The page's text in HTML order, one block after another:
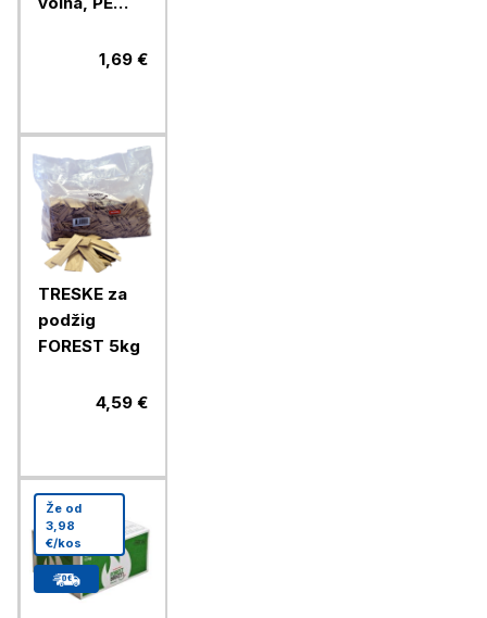
1,69 €
TRESKE za
podžig
FOREST 5kg
4,59 €
Že od
3,98
€/kos